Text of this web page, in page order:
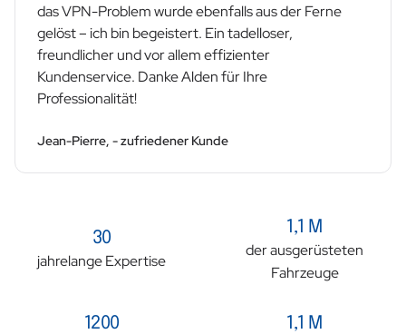
das VPN-Problem wurde ebenfalls aus der Ferne
gelöst – ich bin begeistert. Ein tadelloser,
freundlicher und vor allem effizienter
Kundenservice. Danke Alden für Ihre
Professionalität!
Jean-Pierre, - zufriedener Kunde
30
jahrelange Expertise
1,1 M
der ausgerüsteten
Fahrzeuge
1200
1,1 M